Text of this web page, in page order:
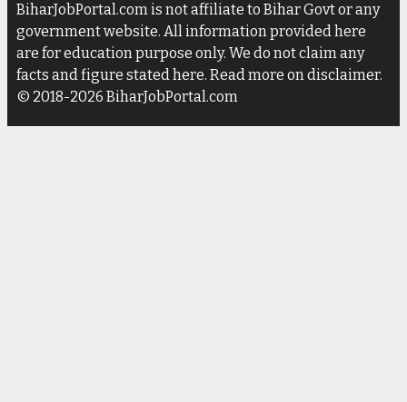
BiharJobPortal.com is not affiliate to Bihar Govt or any
government website. All information provided here
are for education purpose only. We do not claim any
facts and figure stated here. Read more on disclaimer.
© 2018-2026 BiharJobPortal.com